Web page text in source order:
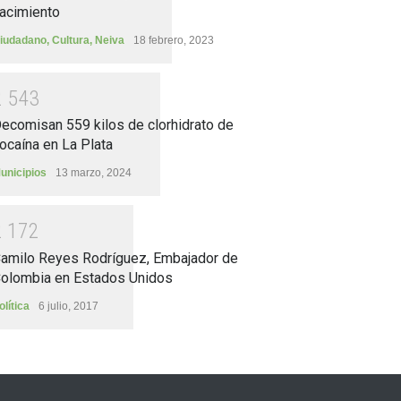
, Cultura, Neiva 18 febrero, 2023
543
559 kilos de clorhidrato de
en La Plata
13 marzo, 2024
1 72
Reyes Rodríguez, Embajador de
en Estados Unidos
6 julio, 2017